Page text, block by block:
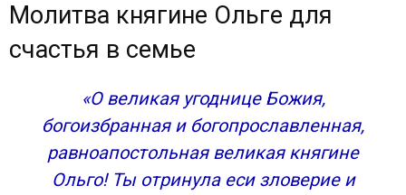
Молитва княгине Ольге для
счастья в семье
«О великая угоднице Божия,
богоизбранная и богопрославленная,
равноапостольная великая княгине
Ольго! Ты отринула еси зловерие и